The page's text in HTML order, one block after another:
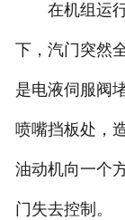
在机组运行
下，汽门突然
是电液伺服阀
喷嘴挡板处，
油动机向一个
门失去控制。